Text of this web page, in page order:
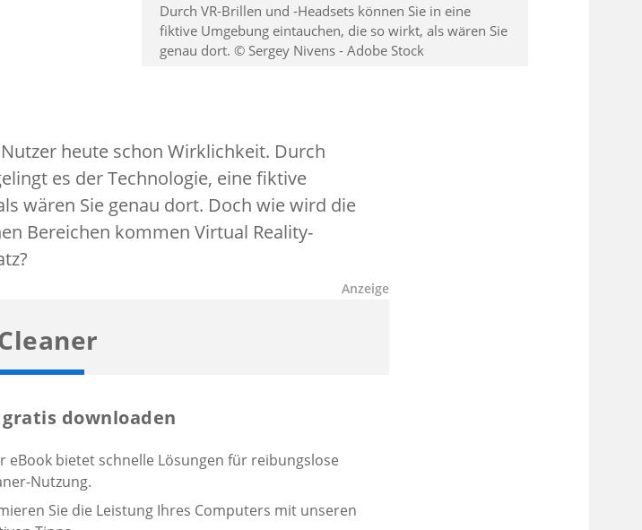
Durch VR-Brillen und -Headsets können Sie in eine
fiktive Umgebung eintauchen, die so wirkt, als wären Sie
genau dort.© Sergey Nivens - Adobe Stock
heute schon Wirklichkeit. Durch
es der Technologie, eine fiktive
wären Sie genau dort. Doch wie wird die
Bereichen kommen Virtual Reality-